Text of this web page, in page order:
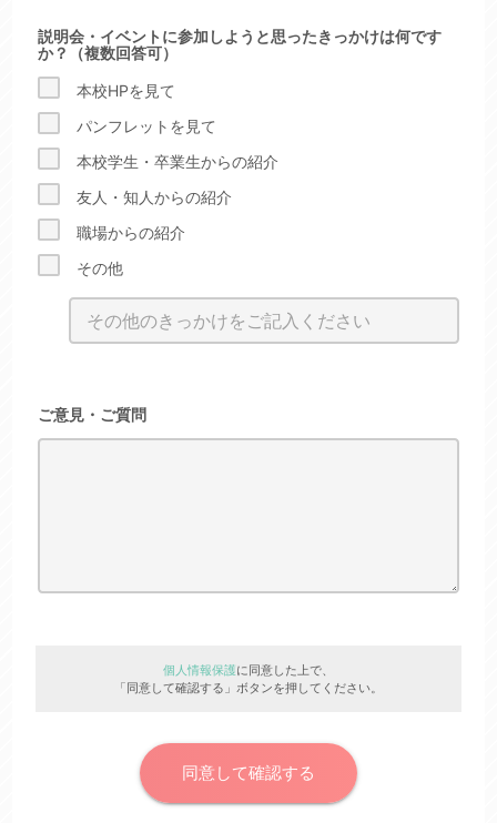
説明会・イベントに参加しようと思ったきっかけは何です
か？（複数回答可）
本校HPを見て
パンフレットを見て
本校学生・卒業生からの紹介
友人・知人からの紹介
職場からの紹介
その他
ご意見・ご質問
個人情報保護に同意した上で、
「同意して確認する」ボタンを押してください。